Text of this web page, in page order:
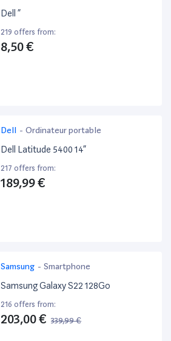
Dell ”
219 offers from:
8,50 €
Dell - Ordinateur portable
Dell Latitude 5400 14”
217 offers from:
189,99 €
Samsung - Smartphone
Samsung Galaxy S22 128Go
216 offers from:
203,00 € 339,99 €